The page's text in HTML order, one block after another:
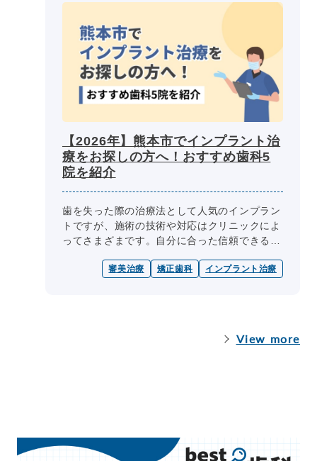
【2026年】熊本市でインプラント治
療をお探しの方へ！おすすめ歯科5
院を紹介
歯を失った際の治療法として人気のインプラン
トですが、施術の技術や対応はクリニックによ
ってさまざまです。自分に合った信頼できる歯
めの第一歩です。 そこで今回は...
審美治療 矯正歯科 インプラント治療
View more